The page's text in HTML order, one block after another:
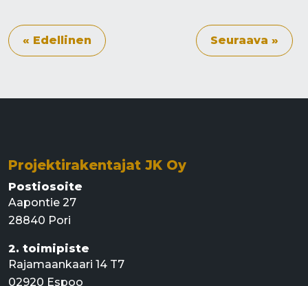
« Edellinen Seuraava »
Projektirakentajat JK Oy
Postiosoite
Aapontie 27
28840 Pori
2. toimipiste
Rajamaankaari 14 T7
02920 Espoo